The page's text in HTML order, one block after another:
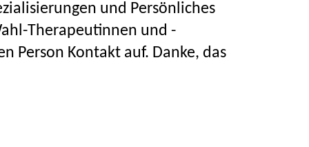
und Persönliches
Therapeutinnen und -
Person Kontakt auf. Danke, das